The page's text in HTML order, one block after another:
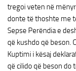
tregoi veten në
donte të thoshte me
Sepse Perëndia e
që kushdo që beson.
Kuptimi i kësaj
që cilido që beson do